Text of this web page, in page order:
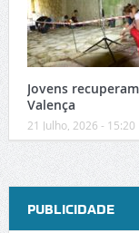
Jovens
Valença
21 Julho, 2026 - 15:20
PUBLICIDADE